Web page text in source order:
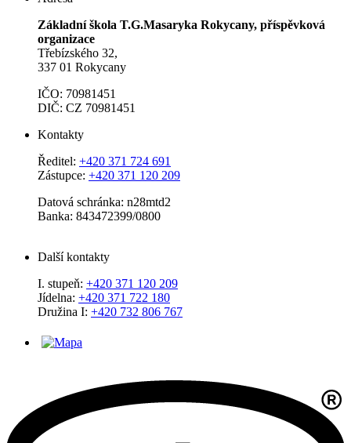
Základní škola T.G.Masaryka Rokycany, příspěvková
organizace
Třebízského 32,
337 01 Rokycany
IČO: 70981451
DIČ: CZ 70981451
Kontakty
Ředitel: +420 371 724 691
Zástupce: +420 371 120 209
Datová schránka: n28mtd2
Banka: 843472399/0800
Další kontakty
I. stupeň: +420 371 120 209
Jídelna: +420 371 722 180
Družina I: +420 732 806 767